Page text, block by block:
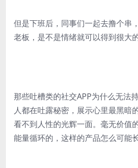
但是下班后，同事们一起去撸个串
老板，是不是情绪就可以得到很大
那些吐槽类的社交APP为什么无法
人都在吐露秘密，展示心里最黑暗
看不到人性的光辉一面。毫无价值
能量循环的，这样的产品怎么可能